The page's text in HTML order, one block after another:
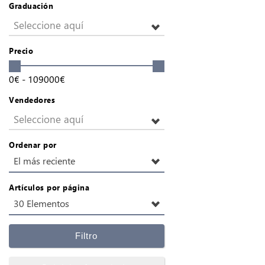
Graduación
Seleccione aquí
Precio
0€ - 109000€
Vendedores
Seleccione aquí
Ordenar por
El más reciente
Artículos por página
30 Elementos
Filtro